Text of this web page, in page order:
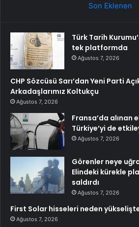
Son Eklenen
Türk Tarih
tek platformda
Ağustos 7, 2026
CHP Sözcüsü Sarı’dan Yeni Parti
Arkadaşlarımız Koltukçu
Ağustos 7, 2026
Fransa’da alınan
Türkiye’yi de
Ağustos 7, 2026
Görenler neye
Elindeki kürekle
saldırdı
Ağustos 7, 2026
First Solar hisseleri neden
Ağustos 7, 2026